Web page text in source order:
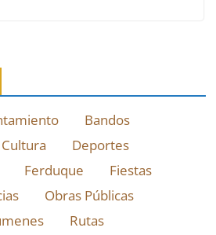
Bandos
Cultura
Deportes
Ferduque
Fiestas
Obras Públicas
Rutas